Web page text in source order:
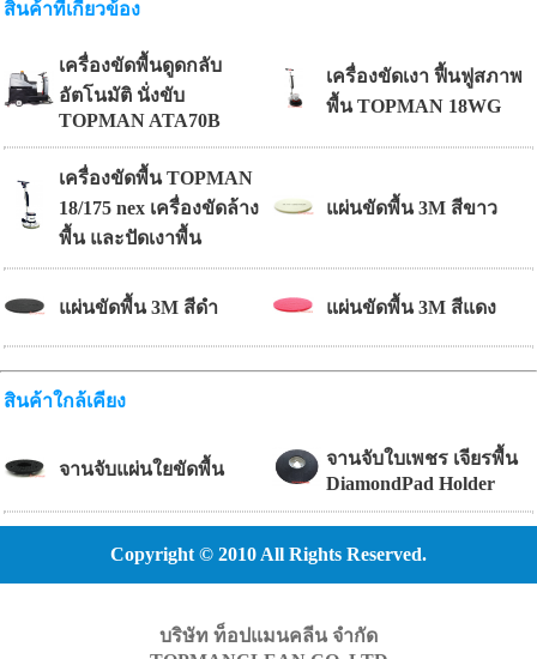
สินค้าที่เกี่ยวข้อง
เครื่องขัดพื้นดูดกลับ
อัตโนมัติ นั่งขับ
TOPMAN ATA70B
เครื่องขัดเงา ฟื้นฟูสภาพ
พื้น TOPMAN 18WG
เครื่องขัดพื้น TOPMAN
18/175 nex เครื่องขัดล้าง
พื้น และปัดเงาพื้น
แผ่นขัดพื้น 3M สีขาว
แผ่นขัดพื้น 3M สีดำ แผ่นขัดพื้น 3M สีแดง
สินค้าใกล้เคียง
จานจับแผ่นใยขัดพื้น
จานจับใบเพชร เจียรพื้น
DiamondPad Holder
Copyright © 2010 All Rights Reserved.
บริษัท ท็อปแมนคลีน จำกัด